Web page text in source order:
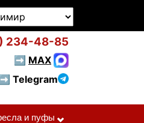
234-48-85
➡ MAX
➡ Telegram
и пуфы